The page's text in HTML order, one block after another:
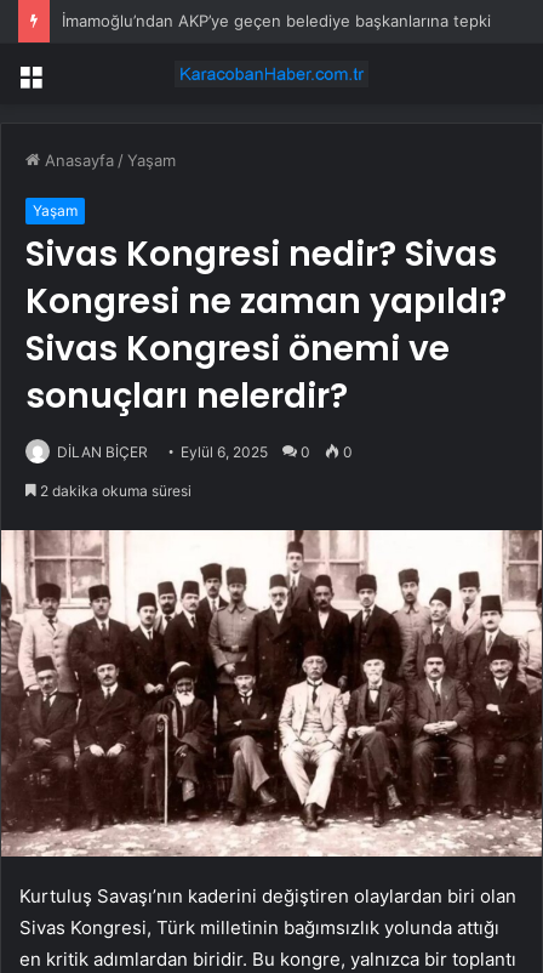
İmamoğlu’ndan AKP’ye geçen belediye başkanlarına tepki
Menü
Anasayfa /Yaşam
Yaşam
Sivas Kongresi nedir? Sivas
Kongresi ne zaman yapıldı?
Sivas Kongresi önemi ve
sonuçları nelerdir?
DİLAN BİÇER Eylül 6, 2025 0 0
2 dakika okuma süresi
Kurtuluş Savaşı’nın kaderini değiştiren olaylardan biri olan
Sivas Kongresi, Türk milletinin bağımsızlık yolunda attığı
en kritik adımlardan biridir. Bu kongre, yalnızca bir toplantı